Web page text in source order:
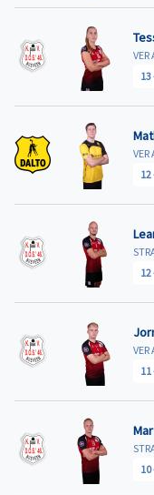
13
12
12
11
10